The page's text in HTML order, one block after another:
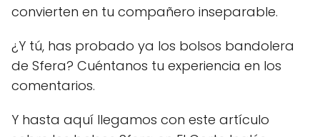
convierten en tu compañero inseparable.
¿Y tú, has probado ya los bolsos bandolera
de Sfera? Cuéntanos tu experiencia en los
comentarios.
Y hasta aquí llegamos con este artículo